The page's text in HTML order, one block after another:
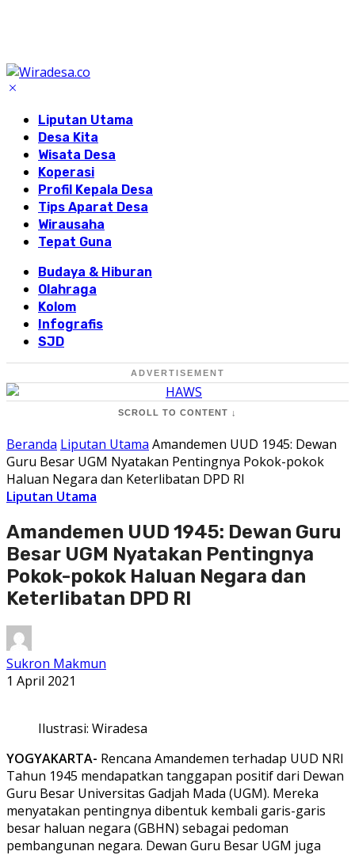
Liputan Utama
Desa Kita
Wisata Desa
Koperasi
Profil Kepala Desa
Tips Aparat Desa
Wirausaha
Tepat Guna
Budaya & Hiburan
Olahraga
Kolom
Infografis
SJD
ADVERTISEMENT
SCROLL TO CONTENT ↓
Beranda Liputan Utama Amandemen UUD 1945: Dewan
Guru Besar UGM Nyatakan Pentingnya Pokok-pokok
Haluan Negara dan Keterlibatan DPD RI
Liputan Utama
Amandemen UUD 1945: Dewan Guru
Besar UGM Nyatakan Pentingnya
Pokok-pokok Haluan Negara dan
Keterlibatan DPD RI
Sukron Makmun
1 April 2021
Ilustrasi: Wiradesa
YOGYAKARTA- Rencana Amandemen terhadap UUD NRI
Tahun 1945 mendapatkan tanggapan positif dari Dewan
Guru Besar Universitas Gadjah Mada (UGM). Mereka
menyatakan pentingnya dibentuk kembali garis-garis
besar haluan negara (GBHN) sebagai pedoman
pembangunan negara. Dewan Guru Besar UGM juga